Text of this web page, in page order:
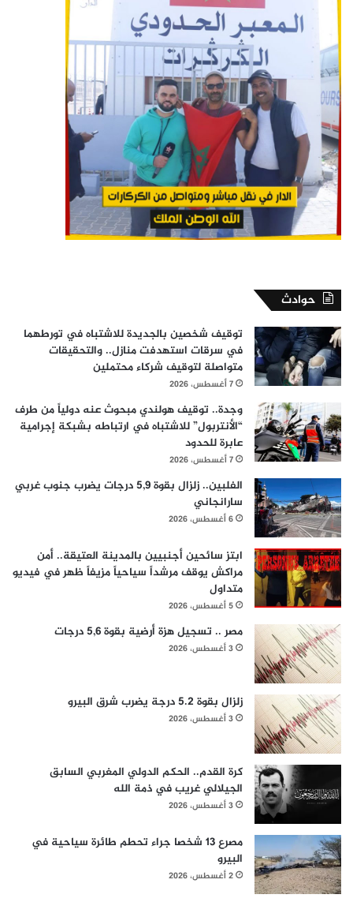
حوادث
توقيف شخصين بالجديدة للاشتباه في تورطهما
في سرقات استهدفت منازل.. والتحقيقات
متواصلة لتوقيف شركاء محتملين
7 أغسطس، 2026
وجدة.. توقيف هولندي مبحوث عنه دولياً من طرف
“الأنتربول” للاشتباه في ارتباطه بشبكة إجرامية
عابرة للحدود
7 أغسطس، 2026
الفلبين.. زلزال بقوة 5,9 درجات يضرب جنوب غربي
سارانجاني
6 أغسطس، 2026
ابتز سائحين أجنبيين بالمدينة العتيقة.. أمن
مراكش يوقف مرشداً سياحياً مزيفاً ظهر في فيديو
متداول
5 أغسطس، 2026
مصر .. تسجيل هزة أرضية بقوة 5,6 درجات
3 أغسطس، 2026
زلزال بقوة 5.2 درجة يضرب شرق البيرو
3 أغسطس، 2026
كرة القدم.. الحكم الدولي المغربي السابق
الجيلالي غريب في ذمة الله
3 أغسطس، 2026
مصرع 13 شخصا جراء تحطم طائرة سياحية في
البيرو
2 أغسطس، 2026